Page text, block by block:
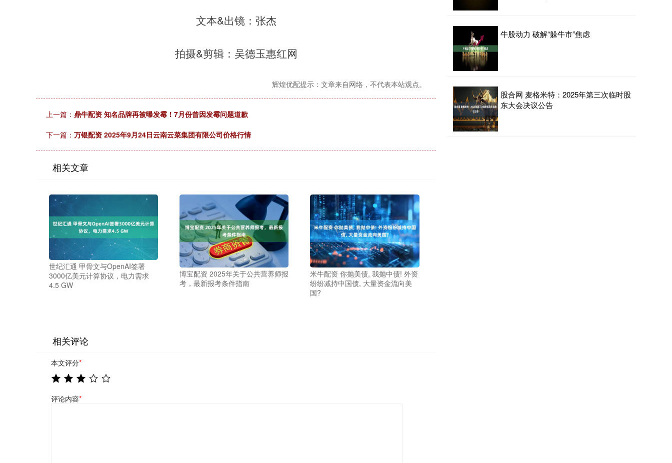
文本&出镜：张杰
拍摄&剪辑：吴德玉惠红网
辉煌优配提示：文章来自网络，不代表本站观点。
上一篇： 鼎牛配资 知名品牌再被曝发霉！7月份曾因发霉问题道歉
下一篇： 万银配资 2025年9月24日云南云菜集团有限公司价格行情
相关文章
世纪汇通 甲骨文与OpenAI签署
3000亿美元计算协议，电力需求
4.5 GW
博宝配资 2025年关于公共营养师报
考，最新报考条件指南
米牛配资 你抛美债, 我抛中债! 外资
纷纷减持中国债, 大量资金流向美
国?
相关评论
本文评分*
评论内容*
牛股动力 破解“躲牛市”焦虑
股合网 麦格米特：2025年第三次临时股
东大会决议公告